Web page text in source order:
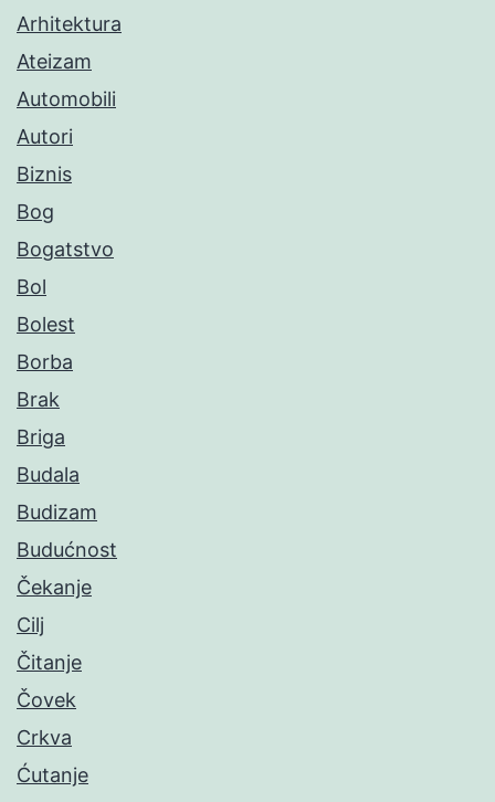
Arhitektura
Ateizam
Automobili
Autori
Biznis
Bog
Bogatstvo
Bol
Bolest
Borba
Brak
Briga
Budala
Budizam
Budućnost
Čekanje
Cilj
Čitanje
Čovek
Crkva
Ćutanje